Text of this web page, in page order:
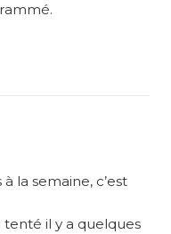
la semaine, c’est
tenté il y a quelques